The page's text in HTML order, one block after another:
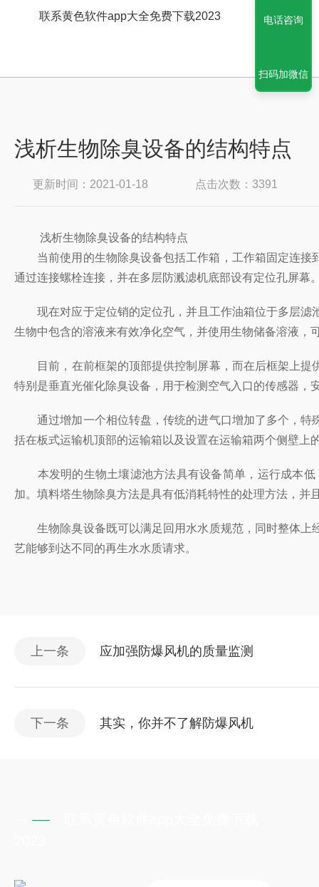
联系黄色软件app大全免费下载2023
浅析生物除臭设备的结构特点
更新时间：2021-01-18 点击次数：3391
浅析生物除臭设备的结构特点
当前使用的生物除臭设备包括工作箱，工作箱固定连接到定位
通过连接螺栓连接，并在多层防溅滤机底部设有定位孔屏幕
现在对应于定位销的定位孔，并且工作油箱位于多层滤池
生物中包含的溶液来有效净化空气，并使用生物储备溶液，可
目前，在前框架的顶部提供控制屏幕，而在后框架上提
特别是垂直光催化除臭设备，用于检测空气入口的传感器
通过增加一个相位转盘，传统的进气口增加了多个，特
括在板式运输机顶部的运输箱以及设置在运输箱两个侧壁上的开
本发明的生物土壤滤池方法具有设备简单，运行成本低，
加。填料塔生物除臭方法是具有低消耗特性的处理方法，
生物除臭设备既可以满足回用水水质规范，同时整体上经
艺能够到达不同的再生水水质请求。
上一条 应加强防爆风机的质量监测
下一条 其实，你并不了解防爆风机
电话咨询
扫码加微信